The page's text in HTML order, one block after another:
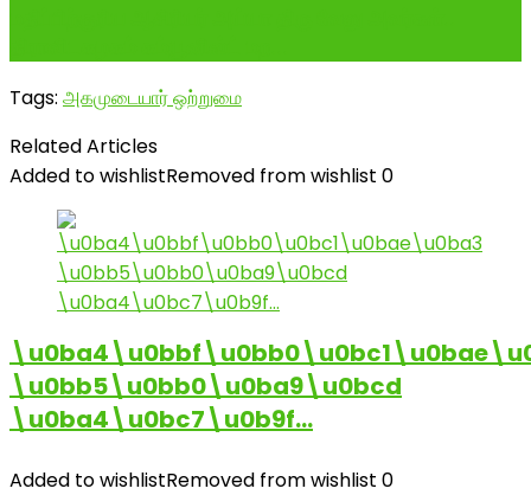
Tags: அகமுடையார் ஒற்றுமை
Related Articles
Added to wishlistRemoved from wishlist 0
\u0bb5\u0bb0\u0ba9\u0bcd
\u0ba4\u0bc7\u0b9f…
Added to wishlistRemoved from wishlist 0